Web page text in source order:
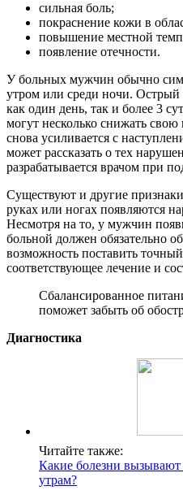
сильная боль;
покраснение кожи в
повышение местной
появление отечности.
У больных мужчин обычно
утром или среди ночи.
как один день, так и более 3
могут несколько снижать свою
снова усиливается с
может рассказать о тех
разрабатывается врачом при
Существуют и другие
руках или ногах появляются
Несмотря на то, у мужчин
больной должен обязательно
возможность поставить
соответствующее лечение и
Сбалансированное
поможет забыть об
Диагностика
Читайте также:
Какие болезни вызывают
утрам?